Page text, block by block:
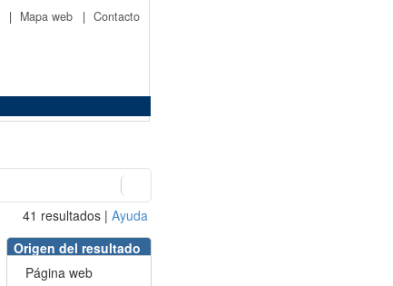
| Mapa web | Contacto
41 resultados | Ayuda
Origen del resultado
Página web